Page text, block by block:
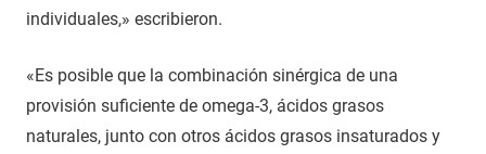
individuales,» escribieron.
«Es posible que la combinación sinérgica de una
provisión suficiente de omega-3, ácidos grasos
naturales, junto con otros ácidos grasos insaturados y